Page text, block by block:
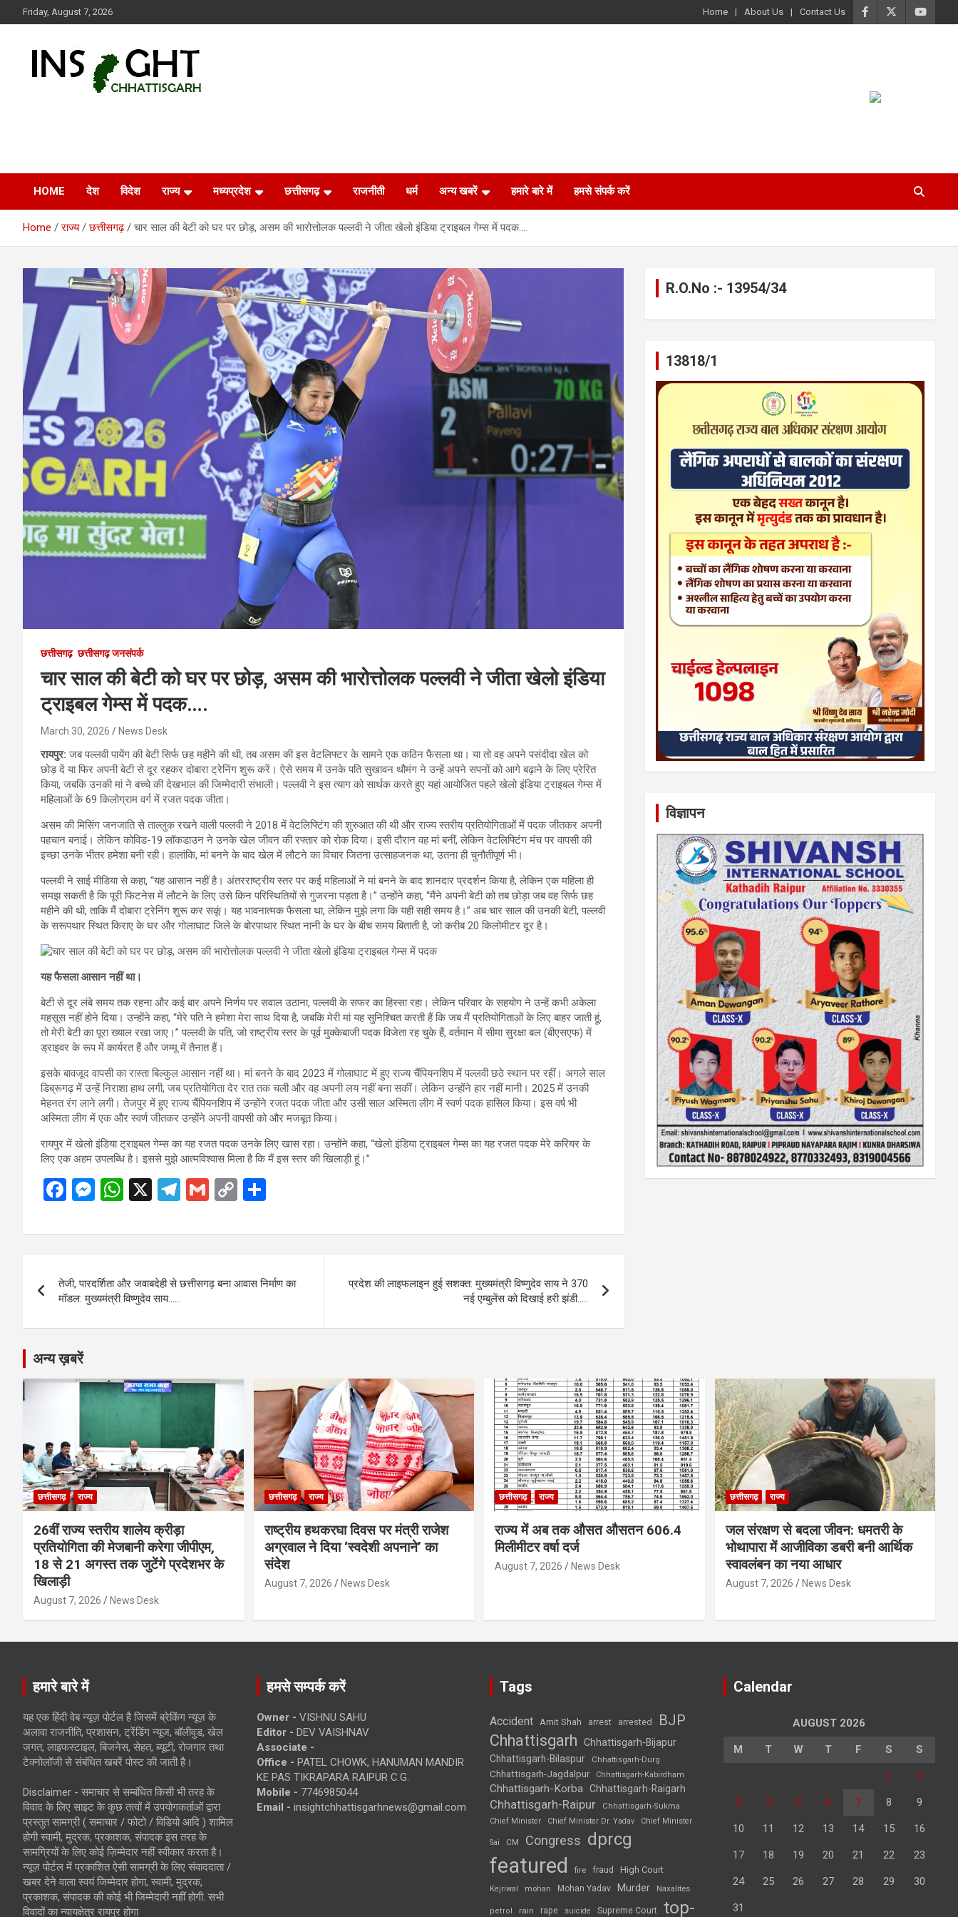
to
Friday, August 7, 2026 Home About Us Contact Us
HOME देश विदेश राज्य मध्यप्रदेश छत्तीसगढ़ राजनीती धर्म अन्य खबरें हमारे बारे में हमसे संपर्क करें
Home राज्य छत्तीसगढ़ चार साल की बेटी को घर पर छोड़, असम की भारोत्तोलक पल्लवी ने जीता खेलो इंडिया ट्राइबल गेम्स में पदक….
छत्तीसगढ़ छत्तीसगढ़ जनसंपर्क
चार साल की बेटी को घर पर छोड़, असम की भारोत्तोलक पल्लवी ने जीता खेलो इंडिया
ट्राइबल गेम्स में पदक….
March 30, 2026 News Desk
रायपुर:जब पल्लवी पायेंग की बेटी सिर्फ छह महीने की थी, तब असम की इस वेटलिफ्टर के सामने एक कठिन फैसला था। या तो वह अपने पसंदीदा खेल को
छोड़ दें या फिर अपनी बेटी से दूर रहकर दोबारा ट्रेनिंग शुरू करें। ऐसे समय में उनके पति सुखावन थौमंग ने उन्हें अपने सपनों को आगे बढ़ाने के लिए प्रेरित
किया, जबकि उनकी मां ने बच्चे की देखभाल की जिम्मेदारी संभाली। पल्लवी ने इस त्याग को सार्थक करते हुए यहां आयोजित पहले खेलो इंडिया ट्राइबल गेम्स में
महिलाओं के 69 किलोग्राम वर्ग में रजत पदक जीता।
असम की मिसिंग जनजाति से ताल्लुक रखने वाली पल्लवी ने 2018 में वेटलिफ्टिंग की शुरुआत की थी और राज्य स्तरीय प्रतियोगिताओं में पदक जीतकर अपनी
पहचान बनाई। लेकिन कोविड-19 लॉकडाउन ने उनके खेल जीवन की रफ्तार को रोक दिया। इसी दौरान वह मां बनीं, लेकिन वेटलिफ्टिंग मंच पर वापसी की
इच्छा उनके भीतर हमेशा बनी रही। हालांकि, मां बनने के बाद खेल में लौटने का विचार जितना उत्साहजनक था, उतना ही चुनौतीपूर्ण भी।
पल्लवी ने साई मीडिया से कहा, “यह आसान नहीं है। अंतरराष्ट्रीय स्तर पर कई महिलाओं ने मां बनने के बाद शानदार प्रदर्शन किया है, लेकिन एक महिला ही
समझ सकती है कि पूरी फिटनेस में लौटने के लिए उसे किन परिस्थितियों से गुजरना पड़ता है।” उन्होंने कहा, “मैंने अपनी बेटी को तब छोड़ा जब वह सिर्फ छह
महीने की थी, ताकि मैं दोबारा ट्रेनिंग शुरू कर सकूं। यह भावनात्मक फैसला था, लेकिन मुझे लगा कि यही सही समय है।” अब चार साल की उनकी बेटी, पल्लवी
के सरूपथार स्थित किराए के घर और गोलाघाट जिले के बोरपाथार स्थित नानी के घर के बीच समय बिताती है, जो करीब 20 किलोमीटर दूर है।
यह फैसला आसान नहीं था।
बेटी से दूर लंबे समय तक रहना और कई बार अपने निर्णय पर सवाल उठाना, पल्लवी के सफर का हिस्सा रहा। लेकिन परिवार के सहयोग ने उन्हें कभी अकेला
महसूस नहीं होने दिया। उन्होंने कहा, “मेरे पति ने हमेशा मेरा साथ दिया है, जबकि मेरी मां यह सुनिश्चित करती हैं कि जब मैं प्रतियोगिताओं के लिए बाहर जाती हूं,
तो मेरी बेटी का पूरा ख्याल रखा जाए।” पल्लवी के पति, जो राष्ट्रीय स्तर के पूर्व मुक्केबाजी पदक विजेता रह चुके हैं, वर्तमान में सीमा सुरक्षा बल (बीएसएफ) में
ड्राइवर के रूप में कार्यरत हैं और जम्मू में तैनात हैं।
इसके बावजूद वापसी का रास्ता बिल्कुल आसान नहीं था। मां बनने के बाद 2023 में गोलाघाट में हुए राज्य चैंपियनशिप में पल्लवी छठे स्थान पर रहीं। अगले साल
डिब्रूगढ़ में उन्हें निराशा हाथ लगी, जब प्रतियोगिता देर रात तक चली और वह अपनी लय नहीं बना सकीं। लेकिन उन्होंने हार नहीं मानी। 2025 में उनकी
मेहनत रंग लाने लगी। तेजपुर में हुए राज्य चैंपियनशिप में उन्होंने रजत पदक जीता और उसी साल अस्मिता लीग में स्वर्ण पदक हासिल किया। इस वर्ष भी
अस्मिता लीग में एक और स्वर्ण जीतकर उन्होंने अपनी वापसी को और मजबूत किया।
रायपुर में खेलो इंडिया ट्राइबल गेम्स का यह रजत पदक उनके लिए खास रहा। उन्होंने कहा, “खेलो इंडिया ट्राइबल गेम्स का यह रजत पदक मेरे करियर के
लिए एक अहम उपलब्धि है। इससे मुझे आत्मविश्वास मिला है कि मैं इस स्तर की खिलाड़ी हूं।”
F
ce
o
o
k
M
se
g
er
W
at
A
p
p
X
T
e
a
G
ail
C
py
n
ar
navigation
तेजी, पारदर्शिता और जवाबदेही से छत्तीसगढ़ बना आवास निर्माण का
मॉडल: मुख्यमंत्री विष्णुदेव साय……
प्रदेश की लाइफलाइन हुई सशक्त: मुख्यमंत्री विष्णुदेव साय ने 370
नई एम्बुलेंस को दिखाई हरी झंडी…..
R.O.No :- 13954/34
13818/1
विज्ञापन
अन्य ख़बरें
छत्तीसगढ़ राज्य
26वीं राज्य स्तरीय शालेय क्रीड़ा
प्रतियोगिता की मेजबानी करेगा जीपीएम,
18 से 21 अगस्त तक जुटेंगे प्रदेशभर के
खिलाड़ी
August 7, 2026 News Desk
छत्तीसगढ़ राज्य
राष्ट्रीय हथकरघा दिवस पर मंत्री राजेश
अग्रवाल ने दिया ‘स्वदेशी अपनाने’ का
संदेश
August 7, 2026 News Desk
छत्तीसगढ़ राज्य
राज्य में अब तक औसत औसतन 606.4
मिलीमीटर वर्षा दर्ज
August 7, 2026 News Desk
छत्तीसगढ़ राज्य
जल संरक्षण से बदला जीवन: धमतरी के
भोथापारा में आजीविका डबरी बनी आर्थिक
स्वावलंबन का नया आधार
August 7, 2026 News Desk
हमारे बारे में
यह एक हिंदी वेब न्यूज़ पोर्टल है जिसमें ब्रेकिंग न्यूज़ के
अलावा राजनीति, प्रशासन, ट्रेंडिंग न्यूज, बॉलीवुड, खेल
जगत, लाइफस्टाइल, बिजनेस, सेहत, ब्यूटी, रोजगार तथा
टेक्नोलॉजी से संबंधित खबरें पोस्ट की जाती है।
Disclaimer - समाचार से सम्बंधित किसी भी तरह के
विवाद के लिए साइट के कुछ तत्वों में उपयोगकर्ताओं द्वारा
प्रस्तुत सामग्री ( समाचार / फोटो / विडियो आदि ) शामिल
होगी स्वामी, मुद्रक, प्रकाशक, संपादक इस तरह के
सामग्रियों के लिए कोई ज़िम्मेदार नहीं स्वीकार करता है।
न्यूज़ पोर्टल में प्रकाशित ऐसी सामग्री के लिए संवाददाता /
खबर देने वाला स्वयं जिम्मेदार होगा, स्वामी, मुद्रक,
प्रकाशक, संपादक की कोई भी जिम्मेदारी नहीं होगी. सभी
विवादों का न्यायक्षेत्र रायपुर होगा
हमसे सम्पर्क करें
Owner - VISHNU SAHU
Editor - DEV VAISHNAV
Associate -
Office - PATEL CHOWK, HANUMAN MANDIR
KE PAS TIKRAPARA RAIPUR C.G.
Mobile - 7746985044
Email - insightchhattisgarhnews@gmail.com
Tags
Accident Amit Shah arrest arrested BJP
Chhattisgarh
Chhattisgarh-Bijapur
Chhattisgarh-Bilaspur
Chhattisgarh-Durg
Chhattisgarh-Jagdalpur Chhattisgarh-Kabirdham
Chhattisgarh-Korba Chhattisgarh-Raigarh
Chhattisgarh-Raipur
Chhattisgarh-Sukma
Chief Minister
Chief Minister Dr. Yadav Chief Minister
Sai CM Congress dprcg
featured fire fraud High Court
Kejriwal mohan Mohan Yadav Murder Naxalites
petrol rain rape suicide Supreme Court top-
Calendar
AUGUST 2026
M T W T F S S
1 2
3 4 5 6 7 8 9
10 11 12 13 14 15 16
17 18 19 20 21 22 23
24 25 26 27 28 29 30
31